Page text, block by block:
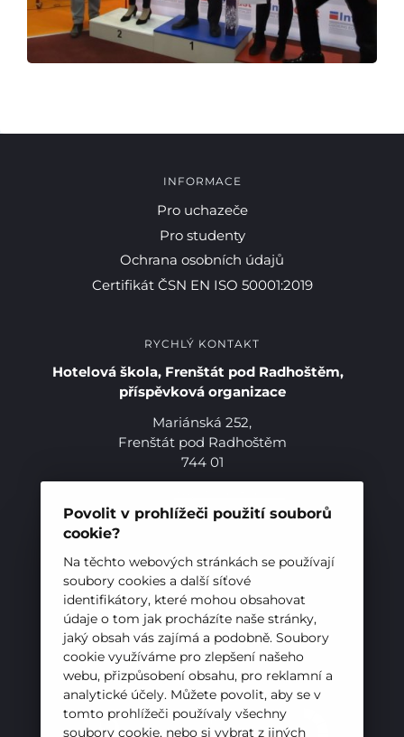
Povolit v prohlížeči použití souborů
cookie?
Na těchto webových stránkách se používají
soubory cookies a další síťové
identifikátory, které mohou obsahovat
údaje o tom jak procházíte naše stránky,
jaký obsah vás zajímá a podobně. Soubory
cookie využíváme pro zlepšení našeho
webu, přizpůsobení obsahu, pro reklamní a
analytické účely. Můžete povolit, aby se v
tomto prohlížeči používaly všechny
soubory cookie, nebo si vybrat z jiných
Pro uchazeče
INFORMACE
Pro uchazeče
Pro studenty
Ochrana osobních údajů
Certifikát ČSN EN ISO 50001:2019
RYCHLÝ KONTAKT
Hotelová škola, Frenštát pod Radhoštěm,
příspěvková organizace
Mariánská 252,
Frenštát pod Radhoštěm
744 01
E-mail:sekretariat@hotelovkafren.cz
Datová schránka: bc5jrez
IČ: 00576441
ZŘIZOVATEL
Hotelová škola, Frenštát pod Radhoštěm je
příspěvkovou organizací zřizovanou
Moravskoslezským krajem